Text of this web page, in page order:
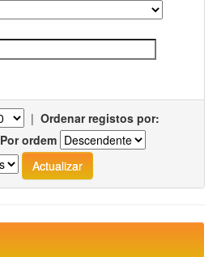
| Ordenar registos por:
Por ordem